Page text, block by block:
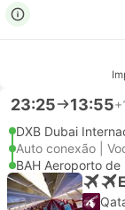
23:25 13:55
DXB Dubai
Auto conexão |
BAH Aeroporto de